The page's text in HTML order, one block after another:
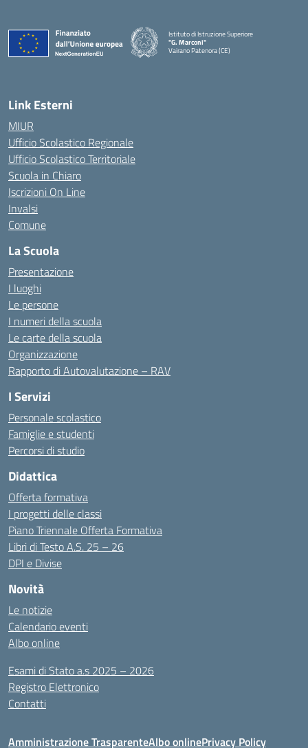
Istituto di Istruzione Superiore
"G. Marconi"
Vairano Patenora (CE)
Link Esterni
MIUR
Ufficio Scolastico Regionale
Ufficio Scolastico Territoriale
Scuola in Chiaro
Iscrizioni On Line
Invalsi
Comune
La Scuola
Presentazione
I luoghi
Le persone
I numeri della scuola
Le carte della scuola
Organizzazione
Rapporto di Autovalutazione – RAV
I Servizi
Personale scolastico
Famiglie e studenti
Percorsi di studio
Didattica
Offerta formativa
I progetti delle classi
Piano Triennale Offerta Formativa
Libri di Testo A.S. 25 – 26
DPI e Divise
Novità
Le notizie
Calendario eventi
Albo online
Esami di Stato a.s 2025 – 2026
Registro Elettronico
Contatti
Amministrazione TrasparenteAlbo onlinePrivacy Policy